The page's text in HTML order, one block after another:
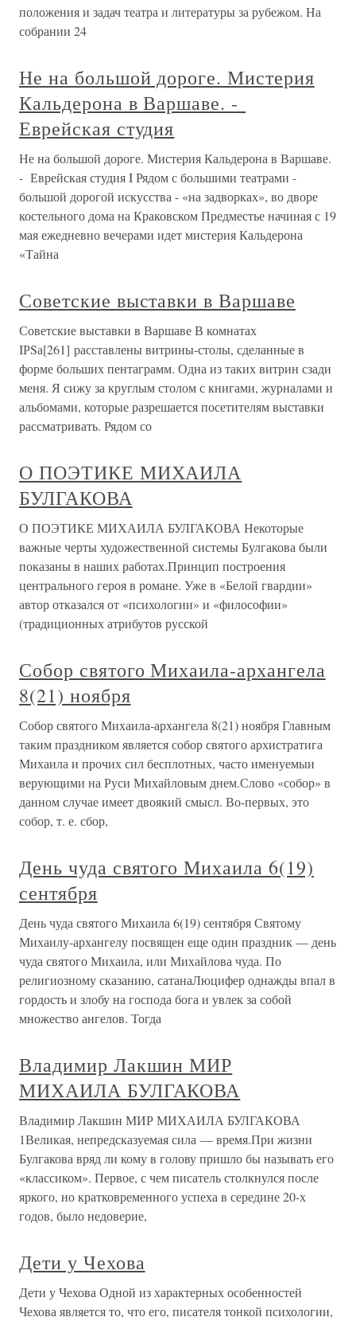
положения и задач театра и литературы за рубежом. На
собрании 24
Не на большой дороге. Мистерия
Кальдерона в Варшаве. -
Еврейская студия
Не на большой дороге. Мистерия Кальдерона в Варшаве.
- Еврейская студия I Рядом с большими театрами -
большой дорогой искусства - «на задворках», во дворе
костельного дома на Краковском Предместье начиная с 19
мая ежедневно вечерами идет мистерия Кальдерона
«Тайна
Советские выставки в Варшаве
Советские выставки в Варшаве В комнатах
IРSа[261] расставлены витрины-столы, сделанные в
форме больших пентаграмм. Одна из таких витрин сзади
меня. Я сижу за круглым столом с книгами, журналами и
альбомами, которые разрешается посетителям выставки
рассматривать. Рядом со
О ПОЭТИКЕ МИХАИЛА
БУЛГАКОВА
О ПОЭТИКЕ МИХАИЛА БУЛГАКОВА Некоторые
важные черты художественной системы Булгакова были
показаны в наших работах.Принцип построения
центрального героя в романе. Уже в «Белой гвардии»
автор отказался от «психологии» и «философии»
(традиционных атрибутов русской
Собор святого Михаила-архангела
8(21) ноября
Собор святого Михаила-архангела 8(21) ноября Главным
таким праздником является собор святого архистратига
Михаила и прочих сил бесплотных, часто именуемыи
верующими на Руси Михайловым днем.Слово «собор» в
данном случае имеет двоякий смысл. Во-первых, это
собор, т. е. сбор,
День чуда святого Михаила 6(19)
сентября
День чуда святого Михаила 6(19) сентября Святому
Михаилу-архангелу посвящен еще один праздник — день
чуда святого Михаила, или Михайлова чуда. По
религиозному сказанию, сатанаЛюцифер однажды впал в
гордость и злобу на господа бога и увлек за собой
множество ангелов. Тогда
Владимир Лакшин МИР
МИХАИЛА БУЛГАКОВА
Владимир Лакшин МИР МИХАИЛА БУЛГАКОВА
1Великая, непредсказуемая сила — время.При жизни
Булгакова вряд ли кому в голову пришло бы называть его
«классиком». Первое, с чем писатель столкнулся после
яркого, но кратковременного успеха в середине 20-х
годов, было недоверие,
Дети у Чехова
Дети у Чехова Одной из характерных особенностей
Чехова является то, что его, писателя тонкой психологии,